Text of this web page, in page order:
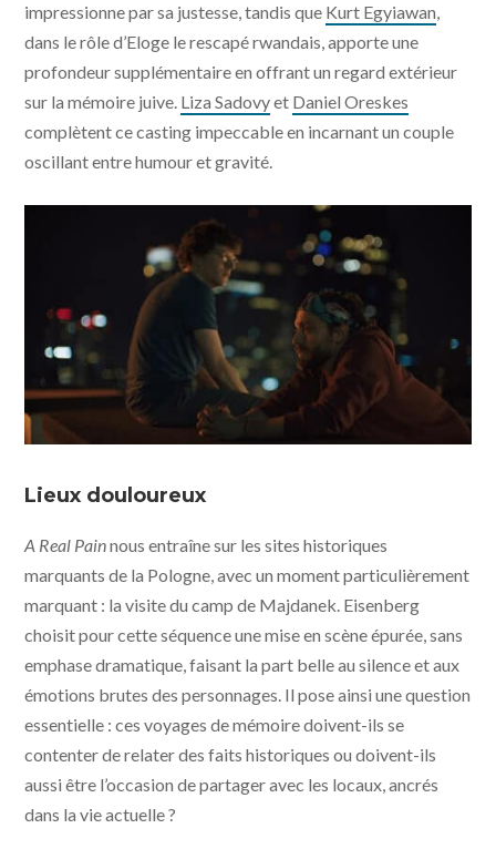
impressionne par sa justesse, tandis que Kurt Egyiawan,
dans le rôle d’Eloge le rescapé rwandais, apporte une
profondeur supplémentaire en offrant un regard extérieur
sur la mémoire juive. Liza Sadovyet Daniel Oreskes
complètent ce casting impeccable en incarnant un couple
oscillant entre humour et gravité.
Reserved
Lieux douloureux
A Real Painnous entraîne sur les sites historiques
marquants de la Pologne, avec un moment particulièrement
marquant : la visite du camp de Majdanek. Eisenberg
choisit pour cette séquence une mise en scène épurée, sans
emphase dramatique, faisant la part belle au silence et aux
émotions brutes des personnages. Il pose ainsi une question
essentielle : ces voyages de mémoire doivent-ils se
contenter de relater des faits historiques ou doivent-ils
aussi être l’occasion de partager avec les locaux, ancrés
dans la vie actuelle ?